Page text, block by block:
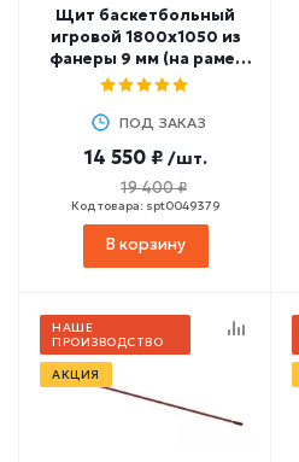
Щит баскетбольный
игровой 1800х1050 из
фанеры 9 мм (на раме)
СТ-113
ПОД ЗАКАЗ
14 550 ₽ /шт.
19 400 ₽
Код товара: spt0049379
В корзину
НАШЕ
ПРОИЗВОДСТВО
АКЦИЯ